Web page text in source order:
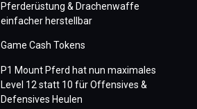
Pferderüstung & Drachenwaffe
einfacher herstellbar
Game Cash Tokens
P1 Mount Pferd hat nun maximales
Level 12 statt 10 für Offensives &
Defensives Heulen